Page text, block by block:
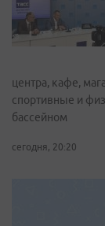
центра, кафе,
спортивные и
бассейном
сегодня, 20:20